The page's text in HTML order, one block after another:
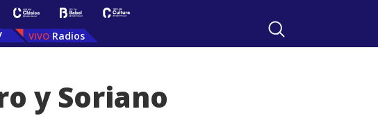
Radios
y Soriano